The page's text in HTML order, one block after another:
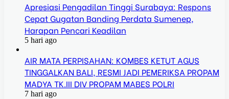
Apresiasi Pengadilan Tinggi Surabaya: Respons
Cepat Gugatan Banding Perdata Sumenep,
Harapan Pencari Keadilan
5 hari ago
AIR MATA PERPISAHAN: KOMBES KETUT AGUS
TINGGALKAN BALI, RESMI JADI PEMERIKSA PROPAM
MADYA TK.III DIV PROPAM MABES POLRI
7 hari ago